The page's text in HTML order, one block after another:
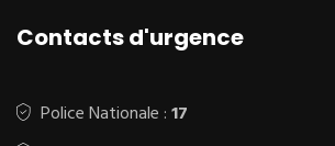
Contacts d'urgence
Police Nationale :17